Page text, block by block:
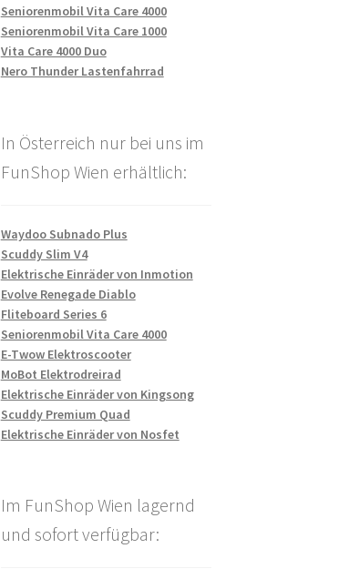
Seniorenmobil Vita Care 4000
Seniorenmobil Vita Care 1000
Vita Care 4000 Duo
Nero Thunder Lastenfahrrad
In Österreich nur bei uns im
FunShop Wien erhältlich:
Waydoo Subnado Plus
Scuddy Slim V4
Elektrische Einräder von Inmotion
Evolve Renegade Diablo
Fliteboard Series 6
Seniorenmobil Vita Care 4000
E-Twow Elektroscooter
MoBot Elektrodreirad
Elektrische Einräder von Kingsong
Scuddy Premium Quad
Elektrische Einräder von Nosfet
Im FunShop Wien lagernd
und sofort verfügbar: